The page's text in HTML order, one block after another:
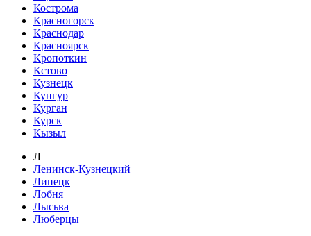
Кострома
Красногорск
Краснодар
Красноярск
Кропоткин
Кстово
Кузнецк
Кунгур
Курган
Курск
Кызыл
Л
Ленинск-Кузнецкий
Липецк
Лобня
Лысьва
Люберцы